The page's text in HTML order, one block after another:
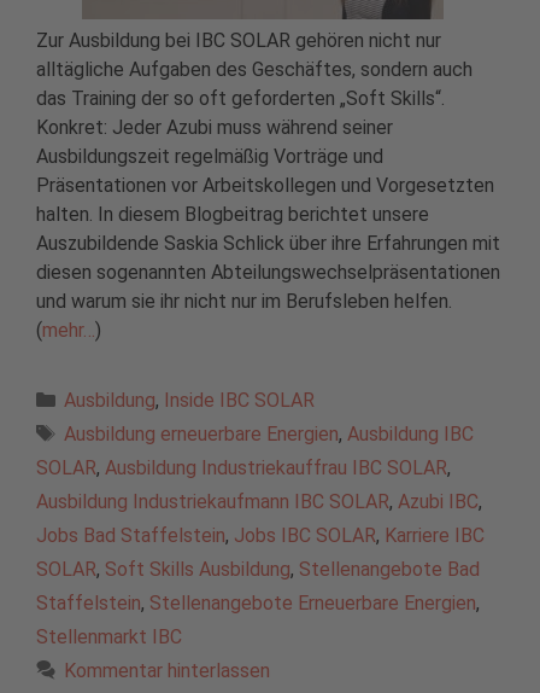
Zur Ausbildung bei IBC SOLAR gehören nicht nur
alltägliche Aufgaben des Geschäftes, sondern auch
das Training der so oft geforderten „Soft Skills“.
Konkret: Jeder Azubi muss während seiner
Ausbildungszeit regelmäßig Vorträge und
Präsentationen vor Arbeitskollegen und Vorgesetzten
halten. In diesem Blogbeitrag berichtet unsere
Auszubildende Saskia Schlick über ihre Erfahrungen mit
diesen sogenannten Abteilungswechselpräsentationen
und warum sie ihr nicht nur im Berufsleben helfen.
(mehr…)
Kategorien
Ausbildung, Inside IBC SOLAR
Schlagwörter
Ausbildung erneuerbare Energien, Ausbildung IBC
SOLAR, Ausbildung Industriekauffrau IBC SOLAR,
Ausbildung Industriekaufmann IBC SOLAR, Azubi IBC,
Jobs Bad Staffelstein, Jobs IBC SOLAR, Karriere IBC
SOLAR, Soft Skills Ausbildung, Stellenangebote Bad
Staffelstein, Stellenangebote Erneuerbare Energien,
Stellenmarkt IBC
Kommentar hinterlassen